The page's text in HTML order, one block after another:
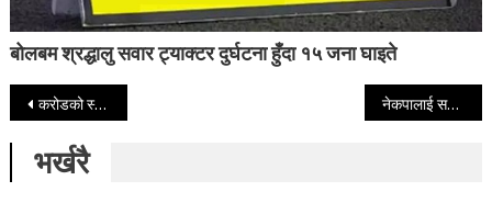
बोलबम श्रद्धालु सवार ट्याक्टर दुर्घटना हुँदा १५ जना घाइते
Post navigation
करोडको स्याउ बारीमै थन्कियो नेकपालाई सबैले स्वीकार गर्ने पार्टी बनाउनुपर्ने: अध्यक्ष प्रचण्ड
भर्खरै